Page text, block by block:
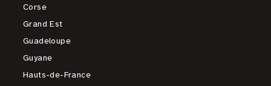
Corse
Grand Est
Guadeloupe
Guyane
Hauts-de-France